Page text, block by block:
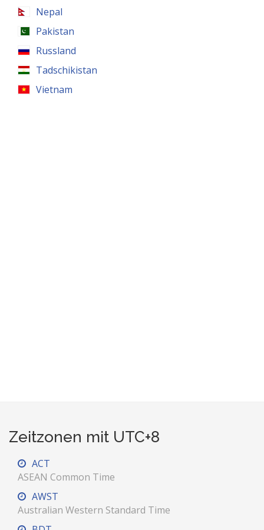
Nepal
Pakistan
Russland
Tadschikistan
Vietnam
Zeitzonen mit UTC+8
ACT
ASEAN Common Time
AWST
Australian Western Standard Time